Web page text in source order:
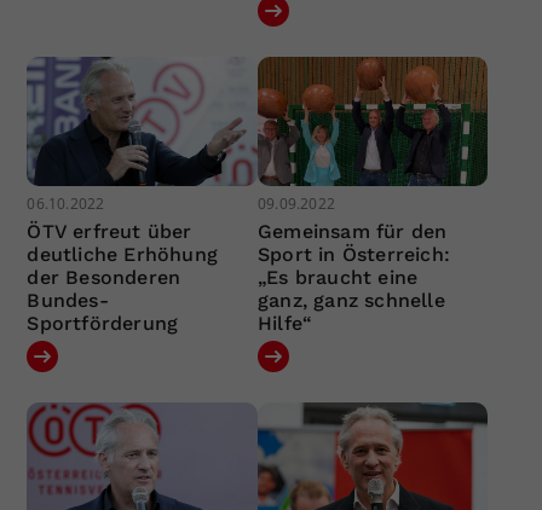
06.10.2022
ÖTV erfreut über
deutliche Erhöhung
der Besonderen
Bundes-
Sportförderung
09.09.2022
Gemeinsam für den
Sport in Österreich:
„Es braucht eine
ganz, ganz schnelle
Hilfe“